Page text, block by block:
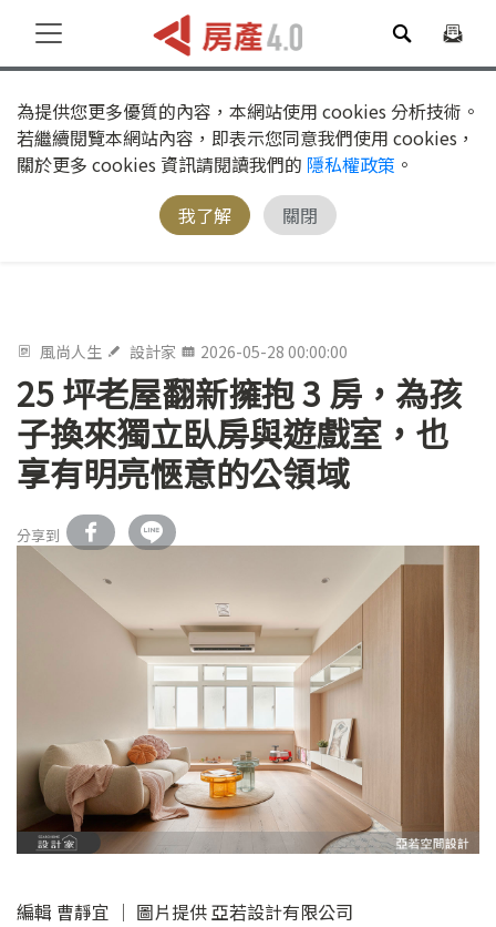
為提供您更多優質的內容，本網站使用 cookies 分析技術。
若繼續閱覽本網站內容，即表示您同意我們使用 cookies，
關於更多 cookies 資訊請閱讀我們的 隱私權政策 。
我了解
關閉
風尚人生 設計家 2026-05-28 00:00:00
25 坪老屋翻新擁抱 3 房，為孩
子換來獨立臥房與遊戲室，也
享有明亮愜意的公領域
分享到
編輯 曹靜宜 │ 圖片提供 亞若設計有限公司